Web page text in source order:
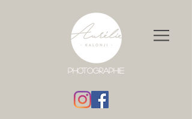
Photographie